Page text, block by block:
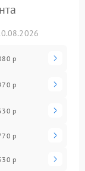
р
р
р
р
р